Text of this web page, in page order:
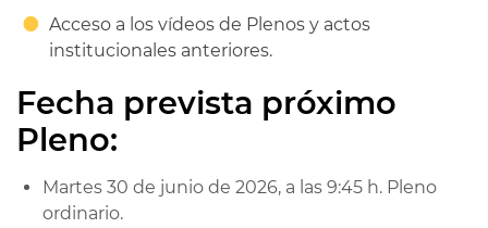
Acceso a los vídeos de Plenos y actos
institucionales anteriores.
Fecha prevista próximo
Pleno:
Martes 30 de junio de 2026, a las 9:45 h. Pleno
ordinario.